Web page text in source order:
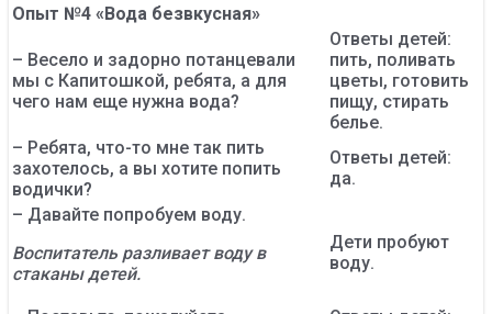
Опыт №4 «Вода безвкусная»
– Весело и задорно потанцевали
мы с Капитошкой, ребята, а для
чего нам еще нужна вода?
Ответы детей:
пить, поливать
цветы, готовить
пищу, стирать
белье.
– Ребята, что-то мне так пить
захотелось, а вы хотите попить
водички?
Ответы детей:
да.
– Давайте попробуем воду.
Воспитатель разливает воду в
стаканы детей.
Дети пробуют
воду.